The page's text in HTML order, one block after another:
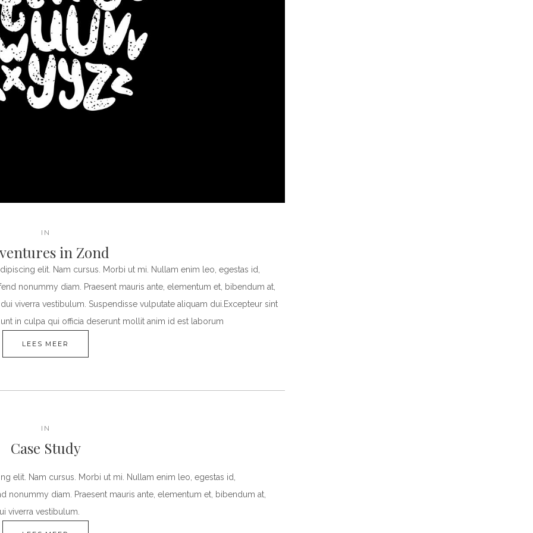
IN
in Zond
elit. Nam cursus. Morbi ut mi. Nullam enim leo, egestas id,
nonummy diam. Praesent mauris ante, elementum et, bibendum at,
viverra vestibulum. Suspendisse vulputate aliquam dui.Excepteur sint
in culpa qui officia deserunt mollit anim id est laborum
LEES MEER
IN
Case Study
elit. Nam cursus. Morbi ut mi. Nullam enim leo, egestas id,
nonummy diam. Praesent mauris ante, elementum et, bibendum at,
viverra vestibulum.